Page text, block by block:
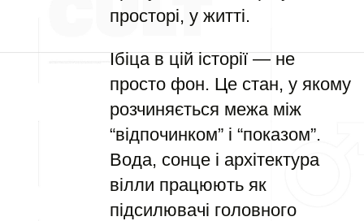
просторі, у житті.
Ібіца в цій історії — не
просто фон. Це стан, у якому
розчиняється межа між
“відпочинком” і “показом”.
Вода, сонце і архітектура
вілли працюють як
підсилювачі головного